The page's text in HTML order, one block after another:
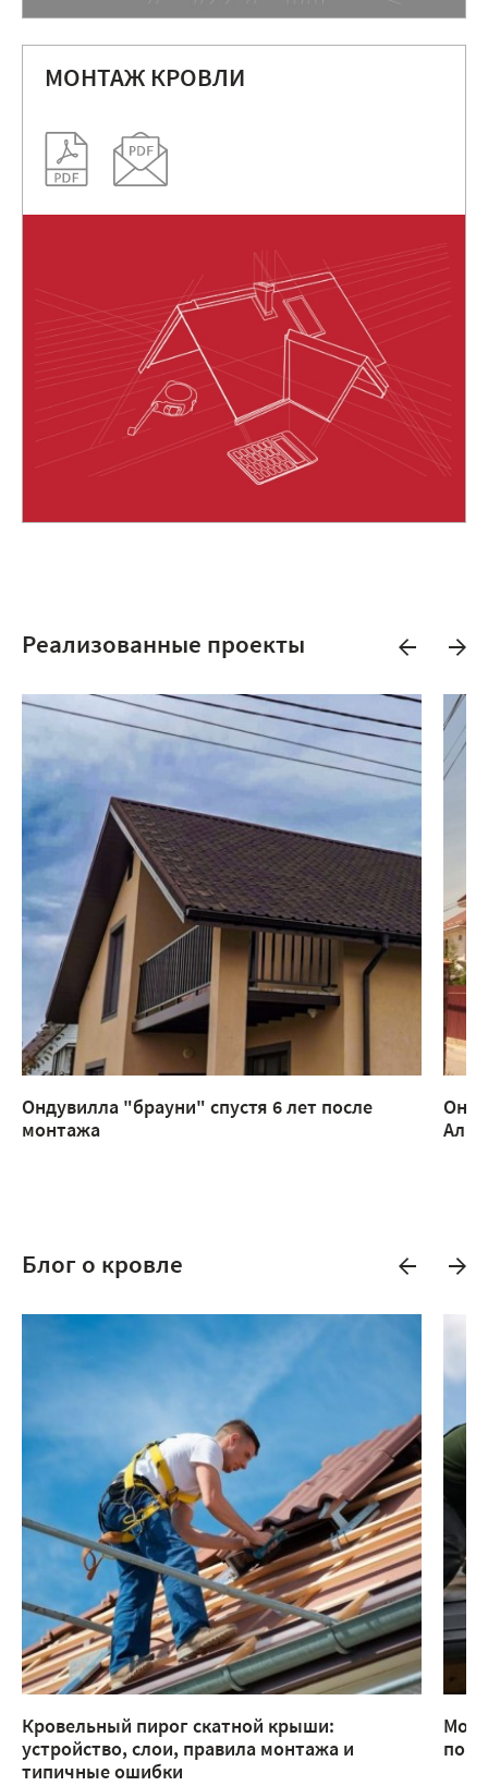
МОНТАЖ КРОВЛИ
Реализованные проекты
Ондувилла "брауни" спустя 6 лет после
монтажа
Блог о кровле
Кровельный пирог скатной крыши:
устройство, слои, правила монтажа и
типичные ошибки